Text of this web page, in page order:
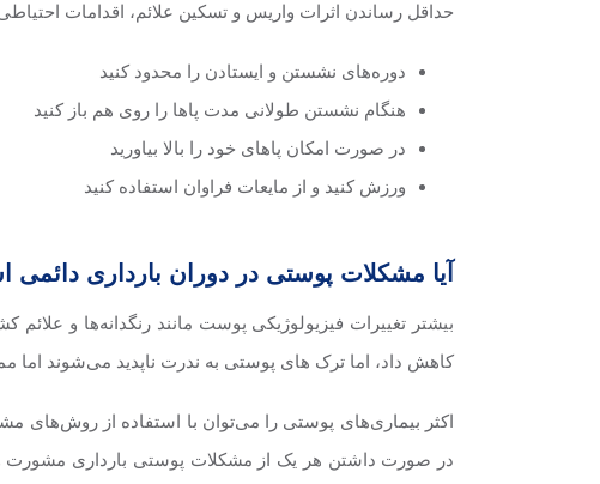
حداقل رساندن اثرات واریس و تسکین علائم، اقدامات احتیاطی
دوره‌های نشستن و ایستادن را محدود کنید
هنگام نشستن طولانی مدت پاها را روی هم باز کنید
در صورت امکان پاهای خود را بالا بیاورید
ورزش کنید و از مایعات فراوان استفاده کنید
آیا مشکلات پوستی در دوران بارداری
بیشتر تغییرات فیزیولوژیکی پوست مانند رنگدانه‌ها و
کاهش داد، اما ترک های پوستی به ندرت ناپدید می‌شوند اما
اکثر بیماری‌های پوستی را می‌توان با استفاده از روش‌های
در صورت داشتن هر یک از مشکلات پوستی بارداری مشورت